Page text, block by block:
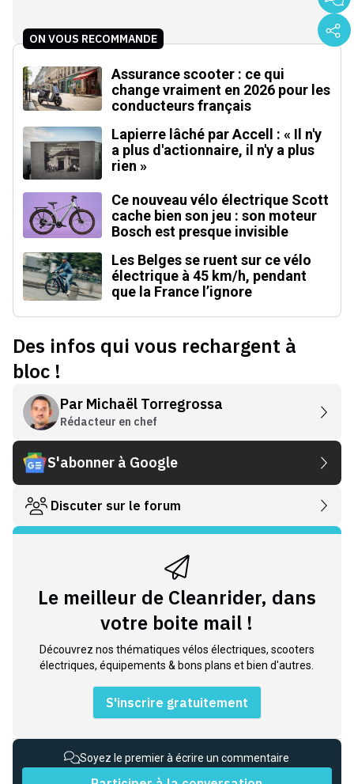
ON VOUS RECOMMANDE
Assurance scooter : ce qui
change vraiment en 2026 pour les
conducteurs français
Lapierre lâché par Accell : « Il n'y
a plus d'actionnaire, il n'y a plus
rien »
Ce nouveau vélo électrique Scott
cache bien son jeu : son moteur
Bosch est presque invisible
Les Belges se ruent sur ce vélo
électrique à 45 km/h, pendant
que la France l’ignore
Des infos qui vous rechargent à
bloc !
Par Michaël Torregrossa
Rédacteur en chef
S'abonner à Google
Discuter sur le forum
Le meilleur de Cleanrider, dans
votre boite mail !
Découvrez nos thématiques vélos électriques, scooters
électriques, équipements & bons plans et bien d'autres.
S'inscrire gratuitement
Soyez le premier à écrire un commentaire